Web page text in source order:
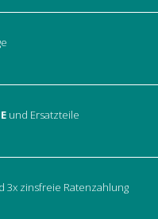
und Ersatzteile
3x zinsfreie Ratenzahlung